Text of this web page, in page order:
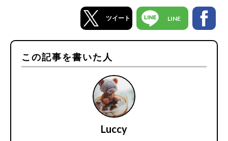
ツイート LINE
この記事を書いた人
Luccy